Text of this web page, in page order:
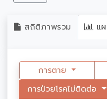
สถิติภาพรวม แผ
การตาย
การป่วยโรคไม่ติดต่อ